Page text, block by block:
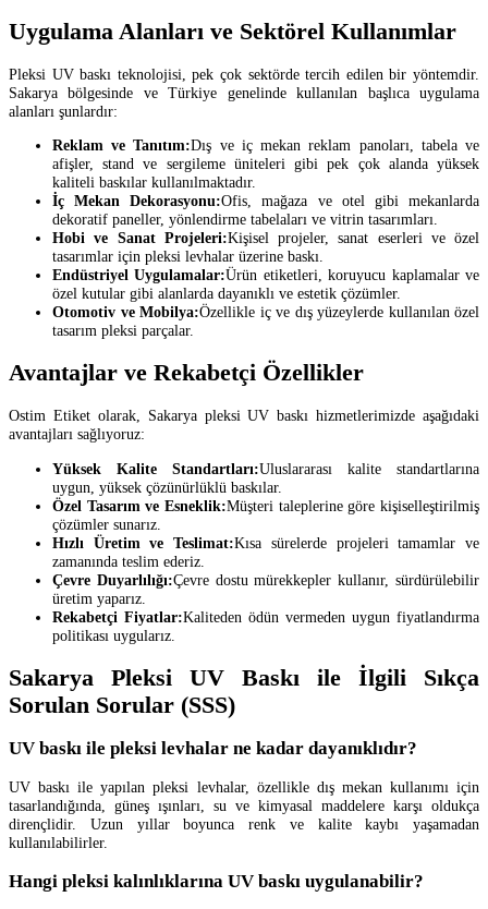
Uygulama Alanları ve Sektörel Kullanımlar
Pleksi UV baskı teknolojisi, pek çok sektörde tercih edilen bir yöntemdir.
Sakarya bölgesinde ve Türkiye genelinde kullanılan başlıca uygulama
alanları şunlardır:
Reklam ve Tanıtım:Dış ve iç mekan reklam panoları, tabela ve
afişler, stand ve sergileme üniteleri gibi pek çok alanda yüksek
kaliteli baskılar kullanılmaktadır.
İç Mekan Dekorasyonu:Ofis, mağaza ve otel gibi mekanlarda
dekoratif paneller, yönlendirme tabelaları ve vitrin tasarımları.
Hobi ve Sanat Projeleri:Kişisel projeler, sanat eserleri ve özel
tasarımlar için pleksi levhalar üzerine baskı.
Endüstriyel Uygulamalar:Ürün etiketleri, koruyucu kaplamalar ve
özel kutular gibi alanlarda dayanıklı ve estetik çözümler.
Otomotiv ve Mobilya:Özellikle iç ve dış yüzeylerde kullanılan özel
tasarım pleksi parçalar.
Avantajlar ve Rekabetçi Özellikler
Ostim Etiket olarak, Sakarya pleksi UV baskı hizmetlerimizde aşağıdaki
avantajları sağlıyoruz:
Yüksek Kalite Standartları:Uluslararası kalite standartlarına
uygun, yüksek çözünürlüklü baskılar.
Özel Tasarım ve Esneklik:Müşteri taleplerine göre kişiselleştirilmiş
çözümler sunarız.
Hızlı Üretim ve Teslimat:Kısa sürelerde projeleri tamamlar ve
zamanında teslim ederiz.
Çevre Duyarlılığı:Çevre dostu mürekkepler kullanır, sürdürülebilir
üretim yaparız.
Rekabetçi Fiyatlar:Kaliteden ödün vermeden uygun fiyatlandırma
politikası uygularız.
Sakarya Pleksi UV Baskı ile İlgili Sıkça
Sorulan Sorular (SSS)
UV baskı ile pleksi levhalar ne kadar dayanıklıdır?
UV baskı ile yapılan pleksi levhalar, özellikle dış mekan kullanımı için
tasarlandığında, güneş ışınları, su ve kimyasal maddelere karşı oldukça
dirençlidir. Uzun yıllar boyunca renk ve kalite kaybı yaşamadan
kullanılabilirler.
Hangi pleksi kalınlıklarına UV baskı uygulanabilir?